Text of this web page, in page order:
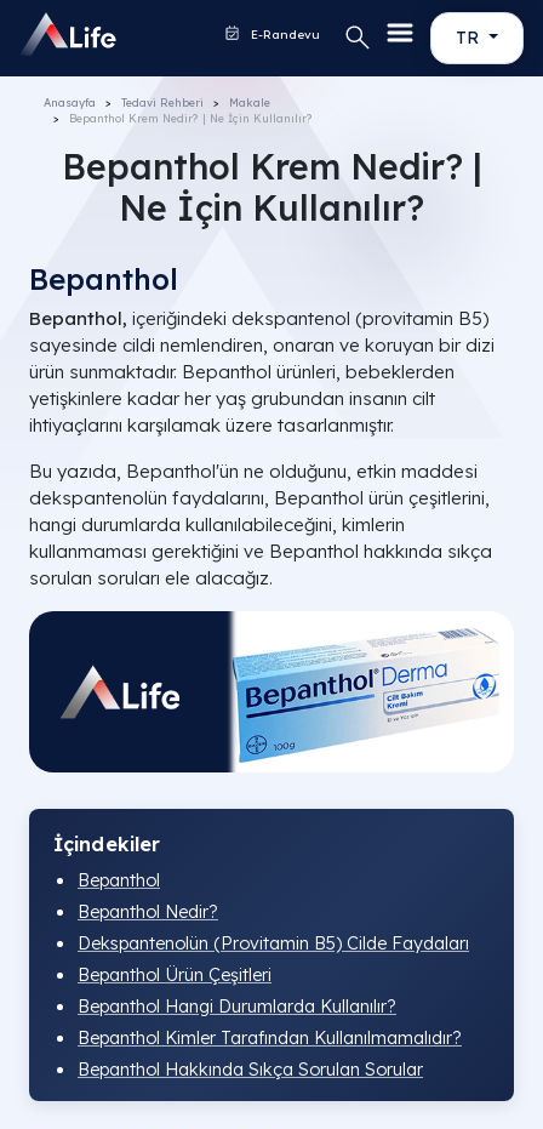
TR
E-Randevu
Anasayfa Tedavi Rehberi
Makale
Bepanthol Krem Nedir? | Ne İçin Kullanılır?
Bepanthol Krem Nedir? |
Ne İçin Kullanılır?
Bepanthol
Bepanthol, içeriğindeki dekspantenol (provitamin B5)
sayesinde cildi nemlendiren, onaran ve koruyan bir dizi
ürün sunmaktadır. Bepanthol ürünleri, bebeklerden
yetişkinlere kadar her yaş grubundan insanın cilt
ihtiyaçlarını karşılamak üzere tasarlanmıştır.
Bu yazıda, Bepanthol'ün ne olduğunu, etkin maddesi
dekspantenolün faydalarını, Bepanthol ürün çeşitlerini,
hangi durumlarda kullanılabileceğini, kimlerin
kullanmaması gerektiğini ve Bepanthol hakkında sıkça
sorulan soruları ele alacağız.
İçindekiler
Bepanthol
Bepanthol Nedir?
Dekspantenolün (Provitamin B5) Cilde Faydaları
Bepanthol Ürün Çeşitleri
Bepanthol Hangi Durumlarda Kullanılır?
Bepanthol Kimler Tarafından Kullanılmamalıdır?
Bepanthol Hakkında Sıkça Sorulan Sorular